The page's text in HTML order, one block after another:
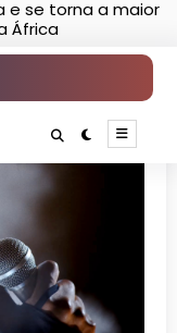
e se torna a maior
África